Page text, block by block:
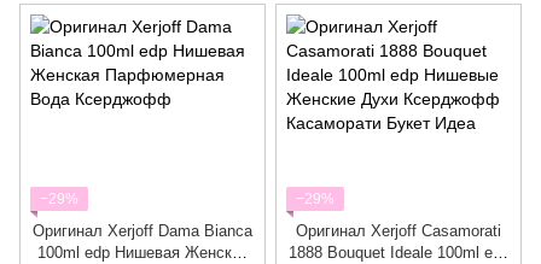
−29%
Оригинал Xerjoff Dama Bianca
100ml edp Нишевая Женская
−29%
Оригинал Xerjoff Casamorati
1888 Bouquet Ideale 100ml edp